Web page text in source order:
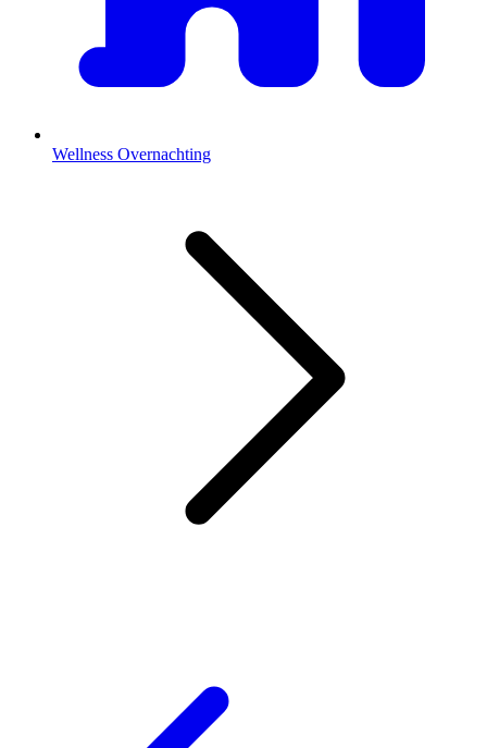
Wellness Overnachting